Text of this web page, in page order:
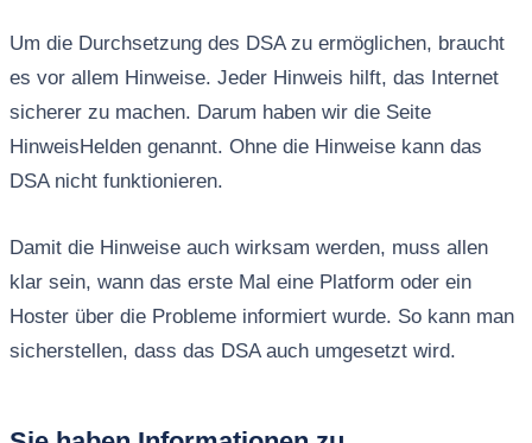
Um die Durchsetzung des DSA zu ermöglichen, braucht
es vor allem Hinweise. Jeder Hinweis hilft, das Internet
sicherer zu machen. Darum haben wir die Seite
HinweisHelden genannt. Ohne die Hinweise kann das
DSA nicht funktionieren.
Damit die Hinweise auch wirksam werden, muss allen
klar sein, wann das erste Mal eine Platform oder ein
Hoster über die Probleme informiert wurde. So kann man
sicherstellen, dass das DSA auch umgesetzt wird.